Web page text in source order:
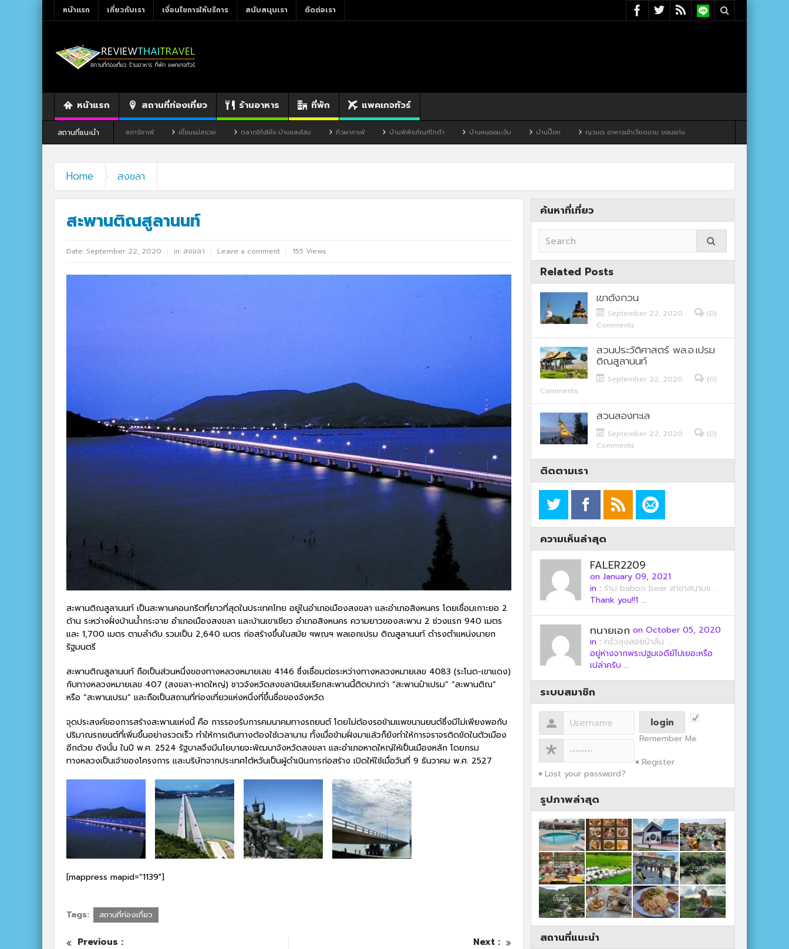
หน้าแรก เกี่ยวกับเรา เงื่อนไขการให้บริการ สนับสนุนเรา ติดต่อเรา
หน้าแรก สถานที่ท่องเที่ยว ร้านอาหาร ที่พัก แพคเกจทัวร์
สถานที่แนะนำ
สตาร์คาเฟ่ เขื่อนแม่สรวย ตลาดโก้งโค้ง บ้านแสงโสม ทิวผาคาเฟ่ บ้านพิพิธภัณฑ์ไทดำ บ้านหนองมะจับ บ้านป๊อก ญวนเร อาหารเช้าเวียดนาม ขอนแก่น
Home สงขลา
สะพานติณสูลานนท์
Date: September 22, 2020 in: สงขลา Leave a comment 155 Views
สะพานติณสูลานนท์ เป็นสะพานคอนกรีตที่ยาวที่สุดในประเทศไทย อยู่ในอำเภอเมืองสงขลา และอำเภอสิงหนคร โดยเชื่อมเกาะยอ 2
ด้าน ระหว่างฝั่งบ้านน้ำกระจาย อำเภอเมืองสงขลา และบ้านเขาเขียว อำเภอสิงหนคร ความยาวของสะพาน 2 ช่วงแรก 940 เมตร
และ 1,700 เมตร ตามลำดับ รวมเป็น 2,640 เมตร ก่อสร้างขึ้นในสมัย ฯพณฯ พลเอกเปรม ติณสูลานนท์ ดำรงตำแหน่งนายก
รัฐมนตรี
สะพานติณสูลานนท์ ถือเป็นส่วนหนึ่งของทางหลวงหมายเลข 4146 ซึ่งเชื่อมต่อระหว่างทางหลวงหมายเลข 4083 (ระโนด-เขาแดง)
กับทางหลวงหมายเลข 407 (สงขลา-หาดใหญ่) ชาวจังหวัดสงขลานิยมเรียกสะพานนี้ติดปากว่า “สะพานป๋าเปรม” “สะพานติณ”
หรือ “สะพานเปรม” และถือเป็นสถานที่ท่องเที่ยวแห่งหนึ่งที่ขึ้นชื่อของจังหวัด
จุดประสงค์ของการสร้างสะพานแห่งนี้ คือ การรองรับการคมนาคมทางรถยนต์ โดยไม่ต้องรอข้ามแพขนานยนต์ซึ่งมีไม่เพียงพอกับ
ปริมาณรถยนต์ที่เพิ่มขึ้นอย่างรวดเร็ว ทำให้การเดินทางต้องใช้เวลานาน ทั้งเมื่อข้ามฝั่งมาแล้วก็ยังทำให้การจราจรติดขัดในตัวเมือง
อีกด้วย ดังนั้น ในปี พ.ศ. 2524 รัฐบาลจึงมีนโยบายจะพัฒนาจังหวัดสงขลา และอำเภอหาดใหญ่ให้เป็นเมืองหลัก โดยกรม
ทางหลวงเป็นเจ้าของโครงการ และบริษัทจากประเทศไต้หวันเป็นผู้ดำเนินการก่อสร้าง เปิดให้ใช้เมื่อวันที่ 9 ธันวาคม พ.ศ. 2527
[mappress mapid=”1139″]
Tags: สถานที่ท่องเที่ยว
Previous :
Next :
ค้นหาที่เที่ยว
Related Posts
เขาตังกวน
September 22, 2020
(0)
Comments
สวนประวัติศาสตร์ พล.อ.เปรม
ติณสูลานนท์
September 22, 2020
(0)
Comments
สวนสองทะเล
September 22, 2020
(0)
Comments
ติดตามเรา
ความเห็นล่าสุด
FALER2209
on January 09, 2021
in : ร้าน baboo bear สาขาสนามช ...
Thank you!!1 ...
ทนายเอก on October 05, 2020
in : ครัวลุงลอยป่าลั่น ...
อยู่ห่างจากพระปฐมเจดีย์ไปเยอะหรือ
เปล่าครับ ...
ระบบสมาชิก
Remember Me
Register
Lost your password?
รูปภาพล่าสุด
สถานที่แนะนำ